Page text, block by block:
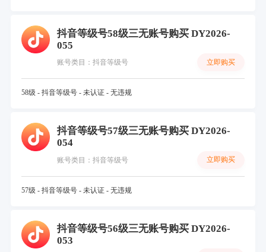
抖音等级号58级三无账号购买 DY2026-
055
账号类目：抖音等级号 立即购买
58级 - 抖音等级号 - 未认证 - 无违规
抖音等级号57级三无账号购买 DY2026-
054
账号类目：抖音等级号 立即购买
57级 - 抖音等级号 - 未认证 - 无违规
抖音等级号56级三无账号购买 DY2026-
053